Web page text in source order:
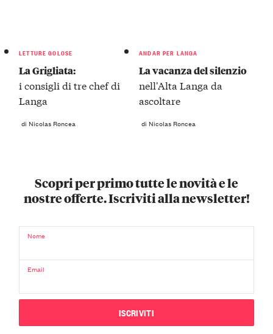
LETTURE GOLOSE
La Grigliata:
i consigli di tre chef di
Langa
di Nicolas Roncea
ANDAR PER LANGA
La vacanza del silenzio
nell'Alta Langa da
ascoltare
di Nicolas Roncea
Scopri per primo tutte le novità e le
nostre offerte. Iscriviti alla newsletter!
Nome
Email